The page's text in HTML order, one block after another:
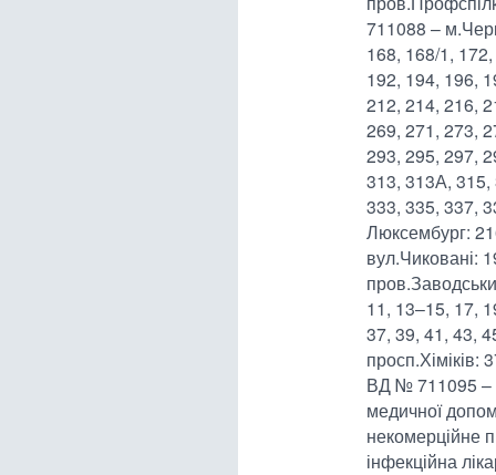
711088 –
168, 168/1,
192, 194, 196,
212, 214, 216,
269, 271, 273,
293, 295, 297,
313, 313А, 315,
333, 335, 337,
Люксембург:
вул.Чиковані:
11, 13–15, 17,
37, 39, 41, 43,
просп.Хіміків:
ВД № 711095 –
медичної
некомерційне
інфекційна